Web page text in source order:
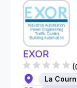
EXOR
(
La